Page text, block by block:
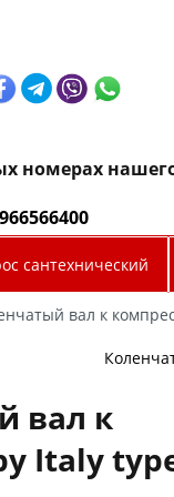
номерах
сантехнический
вал к
вал к
Italy